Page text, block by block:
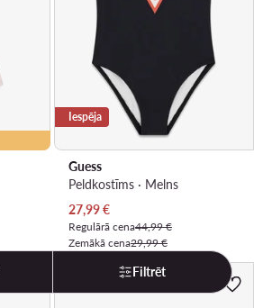
Iespēja
Guess
Peldkostīms · Melns
Pašreizējā cena
27,99€
Regulārā cena44,99 €
Zemākā cena29,99 €
Filtrēt